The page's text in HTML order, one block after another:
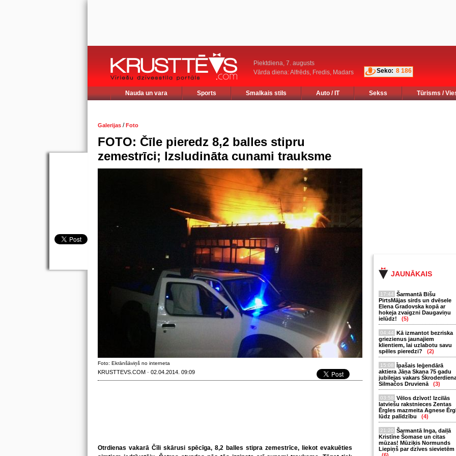
Piektdiena, 7. augusts
Vārda diena: Alfrēds, Fredis, Madars
Seko: 8 186
Nauda un vara Sports Smalkais stils Auto / IT Sekss Tūrisms /
JAUNĀKAIS
17:44 Šarmantā Bišu
PirtsMājas sirds un dvēsele
Elena Gradovska kopā ar
hokeja zvaigzni Daugaviņu
ielūdz!
(5)
04:44 Kā izmantot bezriska
griezienus jaunajiem
klientiem, lai uzlabotu savu
spēles pieredzi?
(2)
15:08 Īpašais leģendārā
aktiera Jāņa Skaņa 75 gadu
jubilejas vakars
Silmačos Druvienā
(3)
03:58 Vēlos dzīvot! Izcilās
latviešu rakstnieces Zentas
Ērgles mazmeita Agnese
lūdz palīdzību
(4)
21:20 Šarmantā Inga, daiļā
Kristīne Šomase un citas
mūzas! Mūziķis Normunds
Liepiņš par dzīves sievietēm
Galerijas /Foto
FOTO: Čīle pieredz 8,2 balles stipru
zemestrīci; Izsludināta cunami trauksme
Foto: Ekrānšāviņš no interneta
KRUSTTEVS.COM · 02.04.2014. 09:09
Otrdienas vakarā Čīli skārusi spēcīga, 8,2 balles stipra zemestrīce, liekot evakuēties